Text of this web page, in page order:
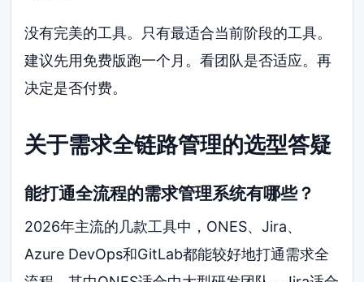
没有完美的工具。只有最适合当前阶段的工具。
建议先用免费版跑一个月。看团队是否适应。再
决定是否付费。
关于需求全链路管理的选型答疑
能打通全流程的需求管理系统有哪些？
2026年主流的几款工具中，ONES、Jira、
Azure DevOps和GitLab都能较好地打通需求全